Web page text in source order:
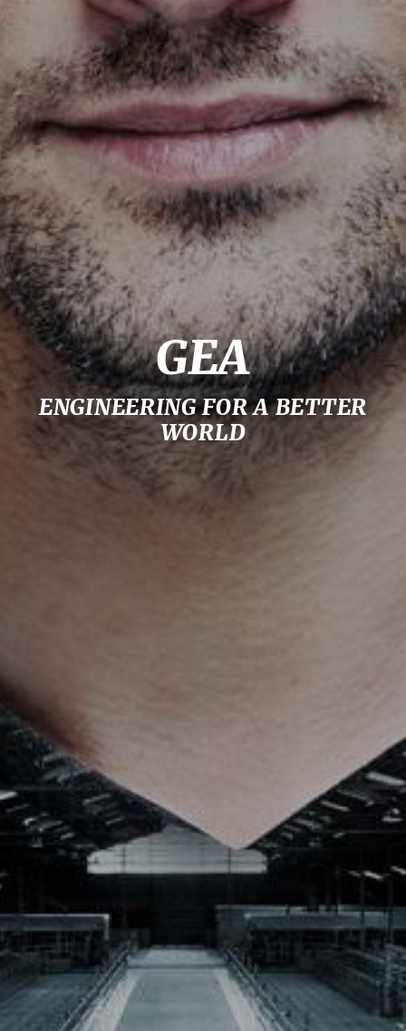
GEA
ENGINEERING FOR A BETTER
WORLD